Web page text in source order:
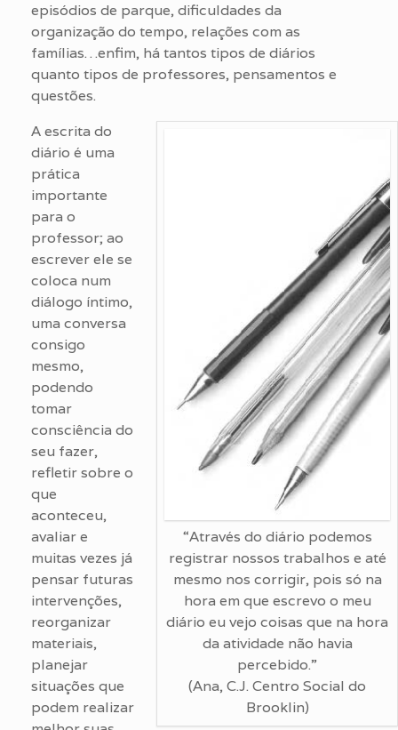
episódios de parque, dificuldades da
organização do tempo, relações com as
famílias…enfim, há tantos tipos de diários
quanto tipos de professores, pensamentos e
questões.
“Através do diário podemos
registrar nossos trabalhos e até
mesmo nos corrigir, pois só na
hora em que escrevo o meu
diário eu vejo coisas que na hora
da atividade não havia
percebido.”
(Ana, C.J. Centro Social do
Brooklin)
A escrita do
diário é uma
prática
importante
para o
professor; ao
escrever ele se
coloca num
diálogo íntimo,
uma conversa
consigo
mesmo,
podendo
tomar
consciência do
seu fazer,
refletir sobre o
que
aconteceu,
avaliar e
muitas vezes já
pensar futuras
intervenções,
reorganizar
materiais,
planejar
situações que
podem realizar